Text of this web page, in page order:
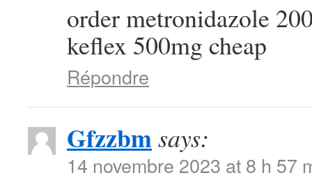
order metronidazole
keflex 500mg cheap
Répondre
Gfzzbmsays:
14 novembre 2023 at 8 h 57